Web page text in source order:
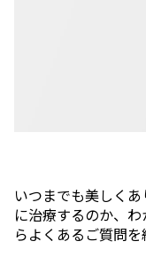
いつまでも美しく
に治療するのか、
らよくあるご質問